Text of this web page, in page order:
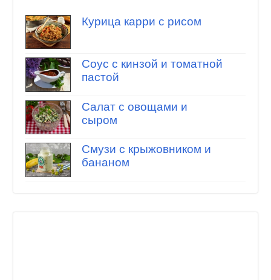
Курица карри с рисом
Соус с кинзой и томатной
пастой
Салат с овощами и
сыром
Смузи с крыжовником и
бананом